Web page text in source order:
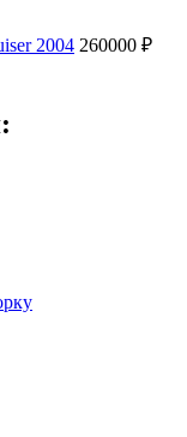
2004 260000 ₽